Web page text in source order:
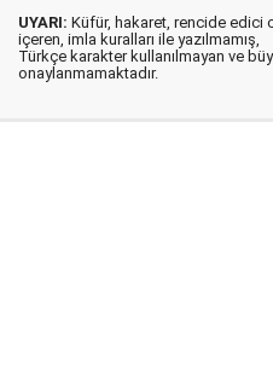
UYARI: Küfür, hakaret, rencide edici
içeren, imla kuralları ile yazılmamış,
Türkçe karakter kullanılmayan ve
onaylanmamaktadır.